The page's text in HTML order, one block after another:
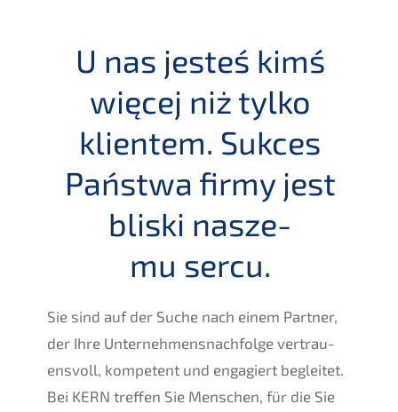
U nas jesteś kimś
więcej niż tylko
klien­tem. Sukces
Państ­wa firmy jest
bliski nasze­
mu sercu.
Sie sind auf der Suche nach einem Partner,
der Ihre Unternehmens­nachfolge vertrau­
ens­voll, kompe­tent und engagiert beglei­tet.
Bei KERN treffen Sie Menschen, für die Sie